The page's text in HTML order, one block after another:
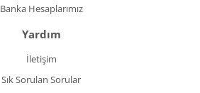
Banka Hesaplarımız
Yardım
İletişim
Sık Sorulan Sorular